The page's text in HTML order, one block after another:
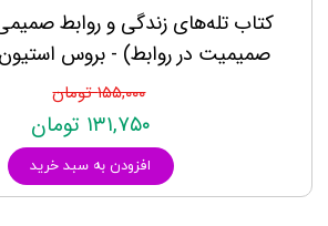
کتاب تله‌های زندگی و روابط
صميميت در روابط) - بروس استیون
۱۵۵,۰۰۰ تومان
۱۳۱,۷۵۰ تومان
افزودن به سبد خرید